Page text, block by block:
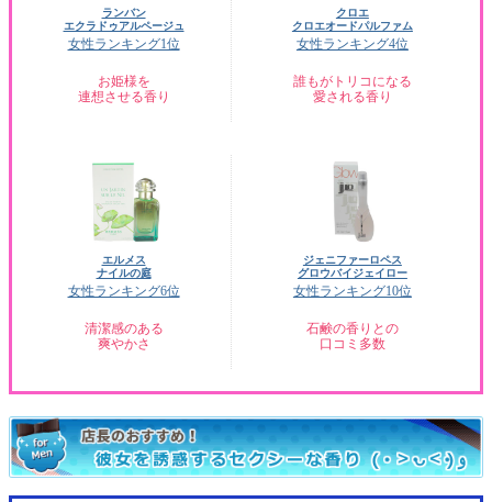
ランバン
エクラドゥアルページュ
女性ランキング1位
お姫様を
連想させる香り
クロエ
クロエオードパルファム
女性ランキング4位
誰もがトリコになる
愛される香り
エルメス
ナイルの庭
女性ランキング6位
清潔感のある
爽やかさ
ジェニファーロペス
グロウバイジェイロー
女性ランキング10位
石鹸の香りとの
口コミ多数